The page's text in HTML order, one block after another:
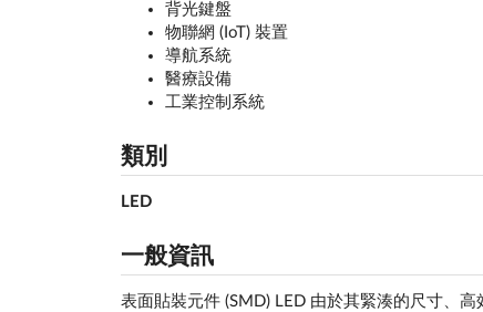
背光鍵盤
物聯網 (IoT) 裝置
導航系統
醫療設備
工業控制系統
類別
LED
一般資訊
表面貼裝元件 (SMD) LED 由於其緊湊的尺寸、